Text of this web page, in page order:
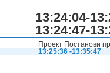
13:24:04-
13:24:47-
Проект Постанови
13:25:36 -13:35:47